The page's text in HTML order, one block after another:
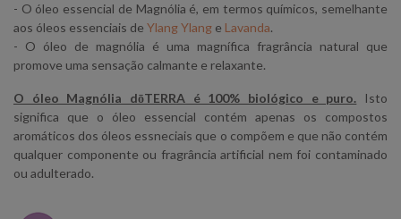
- O óleo essencial de Magnólia é, em termos químicos, semelhante
aos óleos essenciais de Ylang Ylang e Lavanda.
- O óleo de magnólia é uma magnífica fragrância natural que
promove uma sensação calmante e relaxante.
O óleo Magnólia dōTERRA é 100% biológico e puro. Isto
significa que o óleo essencial contém apenas os compostos
aromáticos dos óleos essneciais que o compõem e que não contém
qualquer componente ou fragrância artificial nem foi contaminado
ou adulterado.